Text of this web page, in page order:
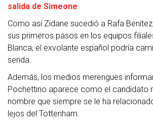
salida de Simeone
Como así Zidane sucedió a Rafa
sus primeros pasos en los equipos
Blanca, el exvolante español podría
senda.
Además, los medios merengues
Pochettino aparece como el candidato
nombre que siempre se le ha
lejos del Tottenham.